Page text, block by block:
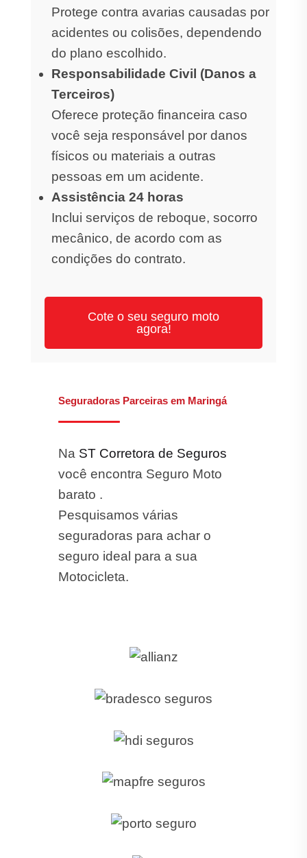
Protege contra avarias causadas por
acidentes ou colisões, dependendo
do plano escolhido.
Responsabilidade Civil (Danos a
Terceiros)
Oferece proteção financeira caso
você seja responsável por danos
físicos ou materiais a outras
pessoas em um acidente.
Assistência 24 horas
Inclui serviços de reboque, socorro
mecânico, de acordo com as
condições do contrato.
Cote o seu seguro moto
agora!
Seguradoras Parceiras em Maringá
Na ST Corretora de Seguros
você encontra Seguro Moto
barato .
Pesquisamos várias
seguradoras para achar o
seguro ideal para a sua
Motocicleta.